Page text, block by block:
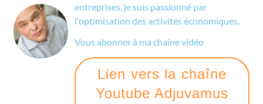
entreprises, je suis passionné par
l'optimisation des activités économiques.
Vous abonner à ma chaîne vidéo
Lien vers la chaîne
Youtube Adjuvamus